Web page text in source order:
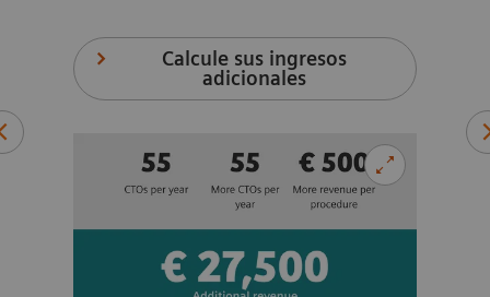
Calcule sus ingresos
adicionales